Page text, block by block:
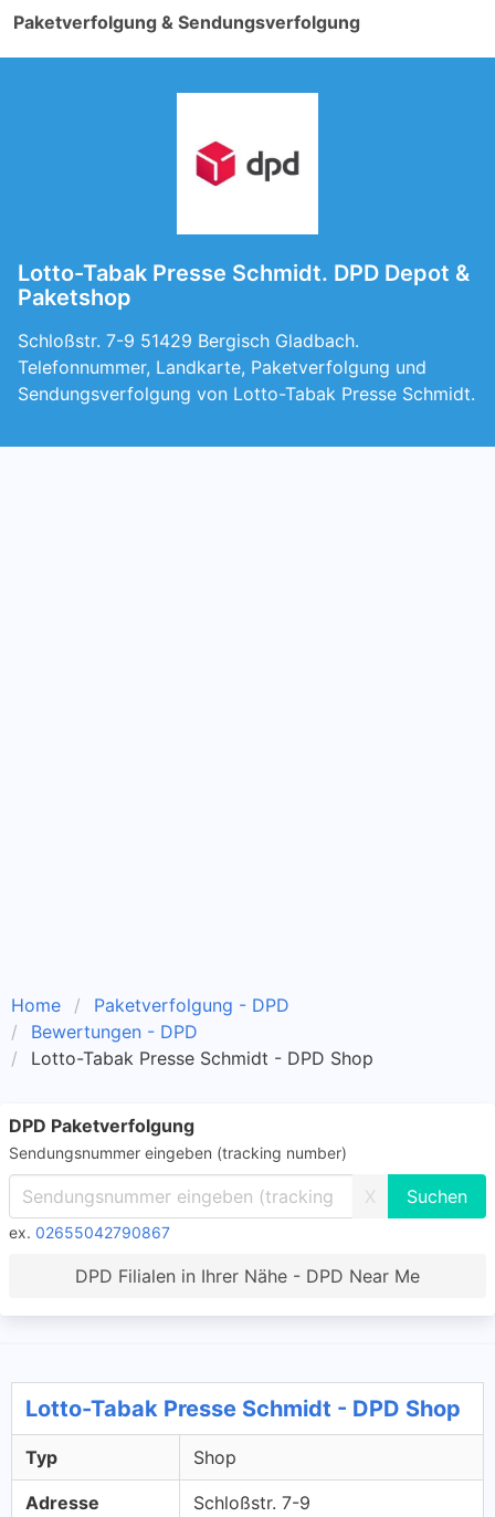
Paketverfolgung & Sendungsverfolgung
Lotto-Tabak Presse Schmidt. DPD Depot &
Paketshop
Schloßstr. 7-9 51429 Bergisch Gladbach.
Telefonnummer, Landkarte, Paketverfolgung und
Sendungsverfolgung von Lotto-Tabak Presse Schmidt.
Home
Paketverfolgung - DPD
Bewertungen - DPD
Lotto-Tabak Presse Schmidt - DPD Shop
DPD Paketverfolgung
Sendungsnummer eingeben (tracking number)
X
ex. 02655042790867
DPD Filialen in Ihrer Nähe - DPD Near Me
Lotto-Tabak Presse Schmidt - DPD Shop
Typ Shop
Adresse
Schloßstr. 7-9